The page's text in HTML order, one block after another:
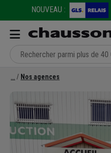
NOUVEAU :
Nos agences